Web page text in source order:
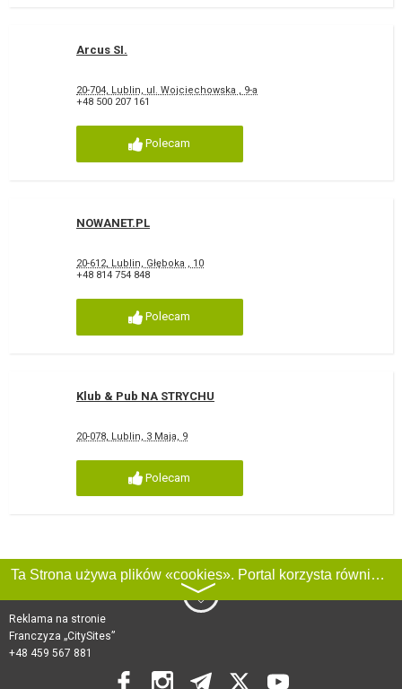
Arcus SI.
20-704, Lublin, ul. Wojciechowska , 9-a
+48 500 207 161
Polecam
NOWANET.PL
20-612, Lublin, Głęboka , 10
+48 814 754 848
Polecam
Klub & Pub NA STRYCHU
20-078, Lublin, 3 Maja, 9
Polecam
Ta Strona używa plików «cookies». Portal korzysta również z serwisu internetowego do zbierania danych technicznych o odwiedzających w celu uzyskania informacji marketingowych i statystycznych. Warunki przetwarzania danych odwiedzających Stronę, patrz:
〉
Reklama na stronie
Franczyza „CitySites”
+48 459 567 881